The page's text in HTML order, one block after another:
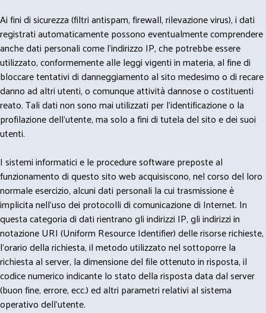
Ai fini di sicurezza (filtri antispam, firewall, rilevazione virus), i dati
registrati automaticamente possono eventualmente comprendere
anche dati personali come l'indirizzo IP, che potrebbe essere
utilizzato, conformemente alle leggi vigenti in materia, al fine di
bloccare tentativi di danneggiamento al sito medesimo o di recare
danno ad altri utenti, o comunque attività dannose o costituenti
reato. Tali dati non sono mai utilizzati per l'identificazione o la
profilazione dell'utente, ma solo a fini di tutela del sito e dei suoi
utenti.
I sistemi informatici e le procedure software preposte al
funzionamento di questo sito web acquisiscono, nel corso del loro
normale esercizio, alcuni dati personali la cui trasmissione è
implicita nell'uso dei protocolli di comunicazione di Internet. In
questa categoria di dati rientrano gli indirizzi IP, gli indirizzi in
notazione URI (Uniform Resource Identifier) delle risorse richieste,
l'orario della richiesta, il metodo utilizzato nel sottoporre la
richiesta al server, la dimensione del file ottenuto in risposta, il
codice numerico indicante lo stato della risposta data dal server
(buon fine, errore, ecc.) ed altri parametri relativi al sistema
operativo dell'utente.